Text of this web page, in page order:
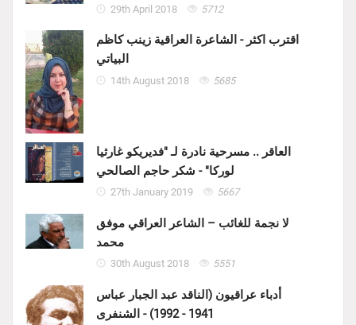
29th April 2018 5712
اقترب اكثر - الشاعرة العراقية زينب كاظم
البياتي
14th August 2018 5685
العاقر .. مسرحية نادرة لـ "فديريكو غارثيا
لوركا" - شكر حاجم الصالحي
27th January 2019 5667
لا نجمة للغائب – الشاعر العراقي موفق
محمد
30th August 2018 5551
أدباء عراقيون (الناقد عبد الجبار عباس
1941 - 1992) - الشنفرى